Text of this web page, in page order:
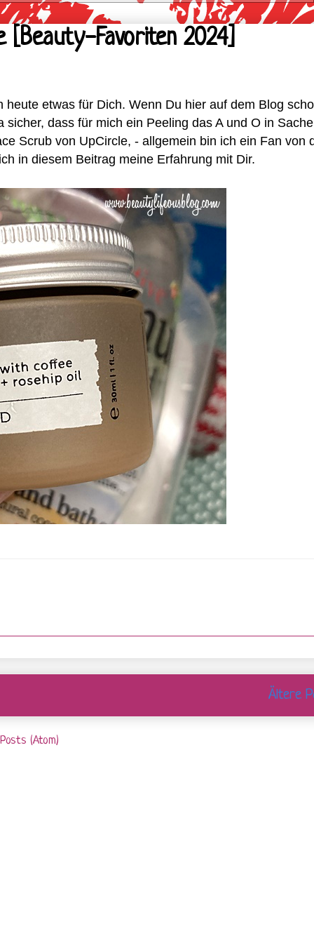
[Beauty-Favoriten 2024]
etwas für Dich. Wenn Du hier auf dem Blog
dass für mich ein Peeling das A und O in
Scrub von UpCircle, - allgemein bin ich ein Fan von
in diesem Beitrag meine Erfahrung mit Dir.
Ältere
Posts (Atom)